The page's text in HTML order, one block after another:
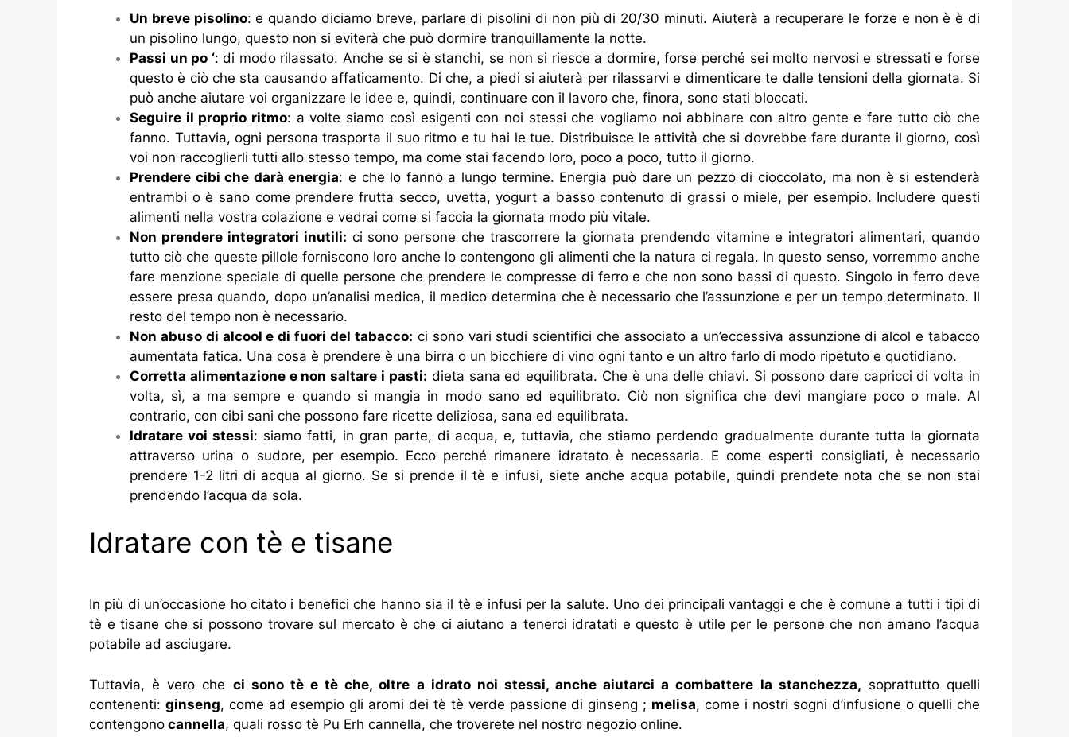
Un breve pisolino: e quando diciamo breve, parlare di pisolini di non più di 20/30 minuti. Aiuterà a recuperare le forze e non è è di
un pisolino lungo, questo non si eviterà che può dormire tranquillamente la notte.
Passi un po ‘: di modo rilassato. Anche se si è stanchi, se non si riesce a dormire, forse perché sei molto nervosi e stressati e forse
questo è ciò che sta causando affaticamento. Di che, a piedi si aiuterà per rilassarvi e dimenticare te dalle tensioni della giornata. Si
può anche aiutare voi organizzare le idee e, quindi, continuare con il lavoro che, finora, sono stati bloccati.
Seguire il proprio ritmo: a volte siamo così esigenti con noi stessi che vogliamo noi abbinare con altro gente e fare tutto ciò che
fanno. Tuttavia, ogni persona trasporta il suo ritmo e tu hai le tue. Distribuisce le attività che si dovrebbe fare durante il giorno, così
voi non raccoglierli tutti allo stesso tempo, ma come stai facendo loro, poco a poco, tutto il giorno.
Prendere cibi che darà energia: e che lo fanno a lungo termine. Energia può dare un pezzo di cioccolato, ma non è si estenderà
entrambi o è sano come prendere frutta secco, uvetta, yogurt a basso contenuto di grassi o miele, per esempio. Includere questi
alimenti nella vostra colazione e vedrai come si faccia la giornata modo più vitale.
Non prendere integratori inutili: ci sono persone che trascorrere la giornata prendendo vitamine e integratori alimentari, quando
tutto ciò che queste pillole forniscono loro anche lo contengono gli alimenti che la natura ci regala. In questo senso, vorremmo anche
fare menzione speciale di quelle persone che prendere le compresse di ferro e che non sono bassi di questo. Singolo in ferro deve
essere presa quando, dopo un’analisi medica, il medico determina che è necessario che l’assunzione e per un tempo determinato. Il
resto del tempo non è necessario.
Non abuso di alcool e di fuori del tabacco: ci sono vari studi scientifici che associato a un’eccessiva assunzione di alcol e tabacco
aumentata fatica. Una cosa è prendere è una birra o un bicchiere di vino ogni tanto e un altro farlo di modo ripetuto e quotidiano.
Corretta alimentazione e non saltare i pasti: dieta sana ed equilibrata. Che è una delle chiavi. Si possono dare capricci di volta in
volta, sì, a ma sempre e quando si mangia in modo sano ed equilibrato. Ciò non significa che devi mangiare poco o male. Al
contrario, con cibi sani che possono fare ricette deliziosa, sana ed equilibrata.
Idratare voi stessi: siamo fatti, in gran parte, di acqua, e, tuttavia, che stiamo perdendo gradualmente durante tutta la giornata
attraverso urina o sudore, per esempio. Ecco perché rimanere idratato è necessaria. E come esperti consigliati, è necessario
prendere 1-2 litri di acqua al giorno. Se si prende il tè e infusi, siete anche acqua potabile, quindi prendete nota che se non stai
prendendo l’acqua da sola.
Idratare con tè e tisane
In più di un’occasione ho citato i benefici che hanno sia il tè e infusi per la salute. Uno dei principali vantaggi e che è comune a tutti i tipi di
tè e tisane che si possono trovare sul mercato è che ci aiutano a tenerci idratati e questo è utile per le persone che non amano l’acqua
potabile ad asciugare.
Tuttavia, è vero che ci sono tè e tè che, oltre a idrato noi stessi, anche aiutarci a combattere la stanchezza, soprattutto quelli
contenenti: ginseng, come ad esempio gli aromi dei tè tè verde passione di ginseng ; melisa, come i nostri sogni d’infusione o quelli che
contengono cannella, quali rosso tè Pu Erh cannella, che troverete nel nostro negozio online.